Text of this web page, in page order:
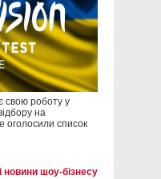
свою роботу у
на
оголосили список
новини шоу-бізнесу